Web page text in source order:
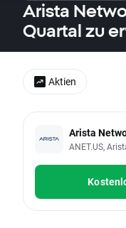
Arista
Quartal zu
Arista
ANET.US,
Aktien